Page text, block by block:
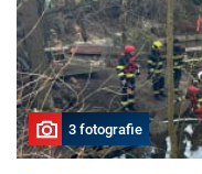
3 fotografie